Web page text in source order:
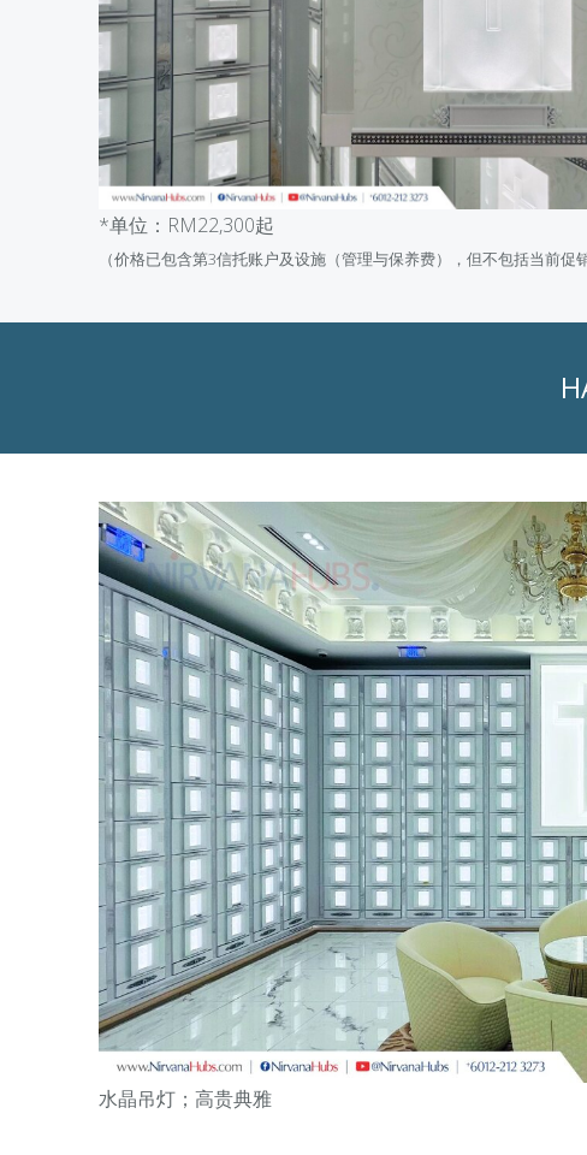
*单位：RM22,300起
（价格已包含第3信托账户及设施（管理与保养费），但不包括当前促
水晶吊灯；高贵典雅